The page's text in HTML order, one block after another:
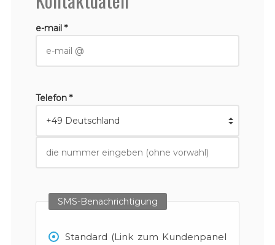
e-mail *
Telefon *
SMS-Benachrichtigung
Standard (Link zum Kundenpanel